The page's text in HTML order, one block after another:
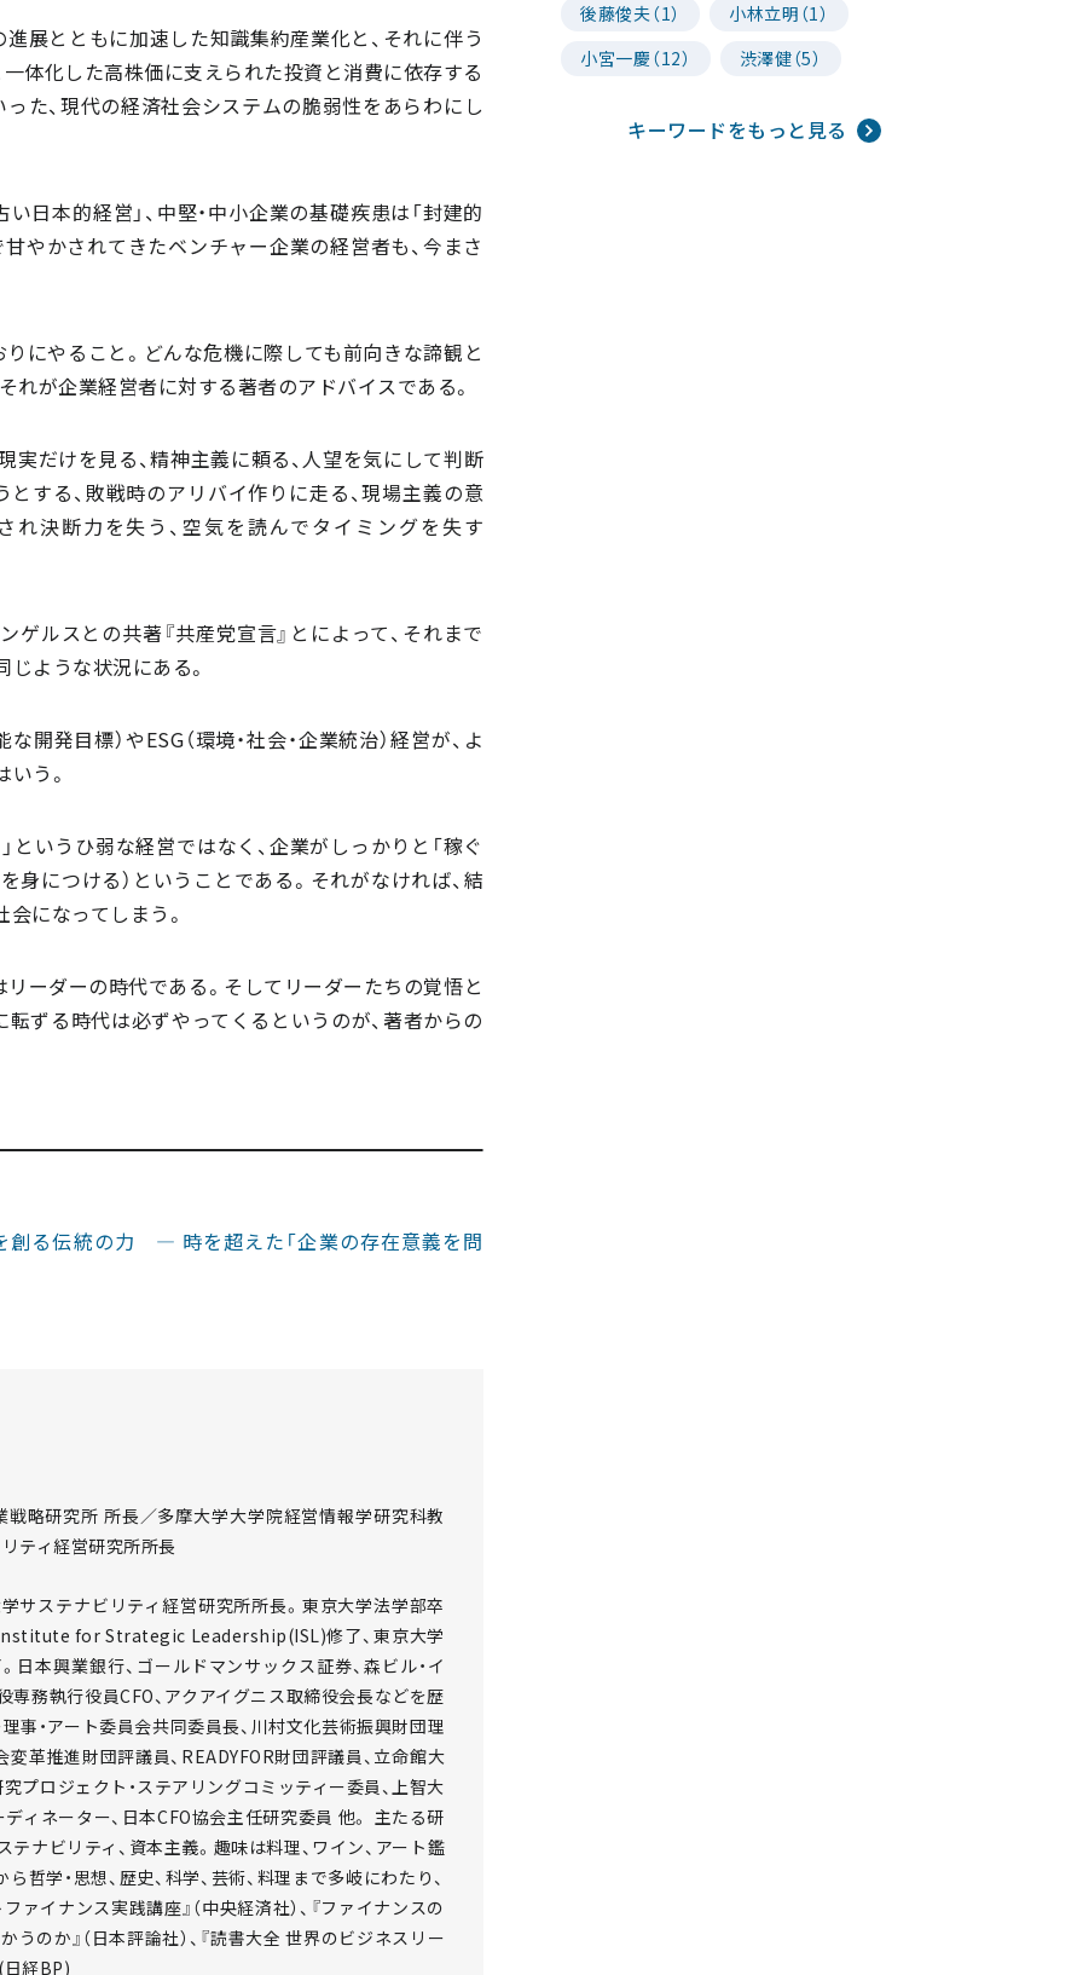
展とともに加速した知識集約産業化と、それに伴う
体化した高株価に支えられた投資と消費に依存する
た、現代の経済社会システムの脆弱性をあらわにし
日本的経営」、中堅・中小企業の基礎疾患は「封建的
やかされてきたベンチャー企業の経営者も、今まさ
にやること。どんな危機に際しても前向きな諦観と
れが企業経営者に対する著者のアドバイスである。
実だけを見る、精神主義に頼る、人望を気にして判断
する、敗戦時のアリバイ作りに走る、現場主義の意
れ決断力を失う、空気を読んでタイミングを失す
ゲルスとの共著『共産党宣言』とによって、それまで
ような状況にある。
発目標）やESG（環境・社会・企業統治）経営が、よ
う。
というひ弱な経営ではなく、企業がしっかりと「稼ぐ
身につける）ということである。それがなければ、結
になってしまう。
ーダーの時代である。そしてリーダーたちの覚悟と
ずる時代は必ずやってくるというのが、著者からの
る伝統の力 ― 時を超えた「企業の存在意義を問
略研究所 所長／多摩大学大学院経営情報学研究科教
ティ経営研究所所長
サステナビリティ経営研究所所長。東京大学法学部卒
Institute for Strategic Leadership(ISL)修了、東京大学
本興業銀行、ゴールドマンサックス証券、森ビル・イ
務執行役員CFO、アクアイグニス取締役会長などを歴
事・アート委員会共同委員長、川村文化芸術振興財団理
変革推進財団評議員、READYFOR財団評議員、立命館大
プロジェクト・ステアリングコミッティー委員、上智大
ィネーター、日本CFO協会主任研究委員 他。 主たる研
ナビリティ、資本主義。趣味は料理、ワイン、アート鑑
学・思想、歴史、科学、芸術、料理まで多岐にわたり、
イナンス実践講座』（中央経済社）、『ファイナンスの
うのか』（日本評論社）、『読書大全 世界のビジネスリー
日経BP)
後藤俊夫（1）
小林立明（1）
小宮一慶（12）
渋澤健（5）
キーワードをもっと見る